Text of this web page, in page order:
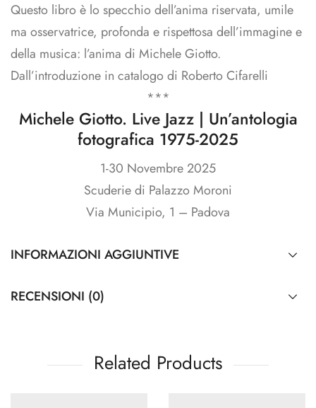
Questo libro è lo specchio dell’anima riservata, umile
ma osservatrice, profonda e rispettosa dell’immagine e
della musica: l’anima di Michele Giotto.
Dall’introduzione in catalogo di Roberto Cifarelli
***
Michele Giotto. Live Jazz | Un’antologia
fotografica 1975-2025
1-30 Novembre 2025
Scuderie di Palazzo Moroni
Via Municipio, 1 – Padova
INFORMAZIONI AGGIUNTIVE
RECENSIONI (0)
Related Products